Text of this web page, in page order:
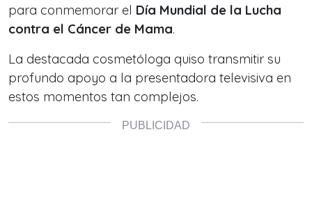
para conmemorar el Día Mundial de la Lucha
contra el Cáncer de Mama.
La destacada cosmetóloga quiso transmitir su
profundo apoyo a la presentadora televisiva en
estos momentos tan complejos.